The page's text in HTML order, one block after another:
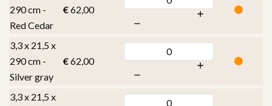
290 cm -
Red Cedar
€62,00
3,3 x 21,5 x
290 cm -
Silver gray
€62,00
3,3 x 21,5 x